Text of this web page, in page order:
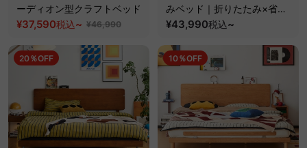
ーディオン型クラフトベッド
¥37,590税込~ ¥46,990
みベッド｜折りたたみ×省ス
ペース収納
¥43,990税込~
20％OFF 10％OFF